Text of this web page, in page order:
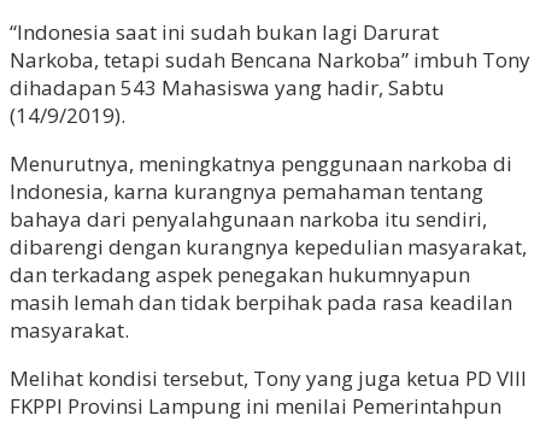
“Indonesia saat ini sudah bukan lagi Darurat
Narkoba, tetapi sudah Bencana Narkoba” imbuh Tony
dihadapan 543 Mahasiswa yang hadir, Sabtu
(14/9/2019).
Menurutnya, meningkatnya penggunaan narkoba di
Indonesia, karna kurangnya pemahaman tentang
bahaya dari penyalahgunaan narkoba itu sendiri,
dibarengi dengan kurangnya kepedulian masyarakat,
dan terkadang aspek penegakan hukumnyapun
masih lemah dan tidak berpihak pada rasa keadilan
masyarakat.
Melihat kondisi tersebut, Tony yang juga ketua PD VIII
FKPPI Provinsi Lampung ini menilai Pemerintahpun